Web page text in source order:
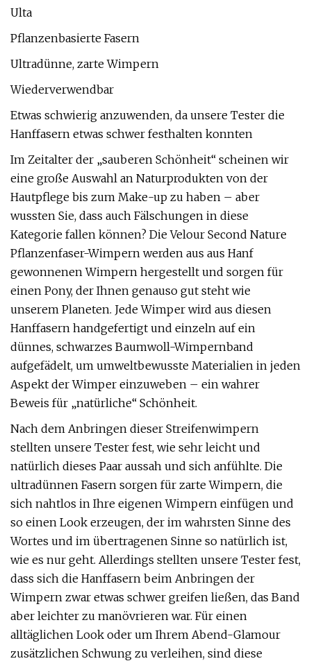
Ulta
Pflanzenbasierte Fasern
Ultradünne, zarte Wimpern
Wiederverwendbar
Etwas schwierig anzuwenden, da unsere Tester die
Hanffasern etwas schwer festhalten konnten
Im Zeitalter der „sauberen Schönheit“ scheinen wir
eine große Auswahl an Naturprodukten von der
Hautpflege bis zum Make-up zu haben – aber
wussten Sie, dass auch Fälschungen in diese
Kategorie fallen können? Die Velour Second Nature
Pflanzenfaser-Wimpern werden aus aus Hanf
gewonnenen Wimpern hergestellt und sorgen für
einen Pony, der Ihnen genauso gut steht wie
unserem Planeten. Jede Wimper wird aus diesen
Hanffasern handgefertigt und einzeln auf ein
dünnes, schwarzes Baumwoll-Wimpernband
aufgefädelt, um umweltbewusste Materialien in jeden
Aspekt der Wimper einzuweben – ein wahrer
Beweis für „natürliche“ Schönheit.
Nach dem Anbringen dieser Streifenwimpern
stellten unsere Tester fest, wie sehr leicht und
natürlich dieses Paar aussah und sich anfühlte. Die
ultradünnen Fasern sorgen für zarte Wimpern, die
sich nahtlos in Ihre eigenen Wimpern einfügen und
so einen Look erzeugen, der im wahrsten Sinne des
Wortes und im übertragenen Sinne so natürlich ist,
wie es nur geht. Allerdings stellten unsere Tester fest,
dass sich die Hanffasern beim Anbringen der
Wimpern zwar etwas schwer greifen ließen, das Band
aber leichter zu manövrieren war. Für einen
alltäglichen Look oder um Ihrem Abend-Glamour
zusätzlichen Schwung zu verleihen, sind diese